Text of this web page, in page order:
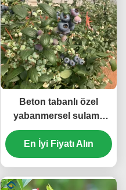
Beton tabanlı özel
yabanmersel sulama
gübre sistemi ile sera
En İyi Fiyatı Alın